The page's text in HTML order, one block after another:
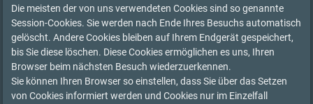
Die meisten der von uns verwendeten Cookies sind so genannte
Session-Cookies. Sie werden nach Ende Ihres Besuchs automatisch
gelöscht. Andere Cookies bleiben auf Ihrem Endgerät gespeichert,
bis Sie diese löschen. Diese Cookies ermöglichen es uns, Ihren
Browser beim nächsten Besuch wiederzuerkennen.
Sie können Ihren Browser so einstellen, dass Sie über das Setzen
von Cookies informiert werden und Cookies nur im Einzelfall